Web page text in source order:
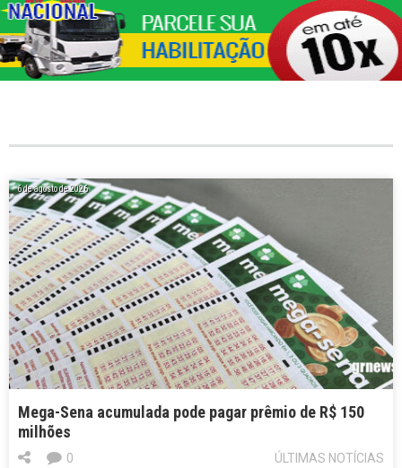
6 de agosto de 2026
Mega-Sena acumulada pode pagar prêmio de R$ 150
milhões
ÚLTIMAS NOTÍCIAS
0